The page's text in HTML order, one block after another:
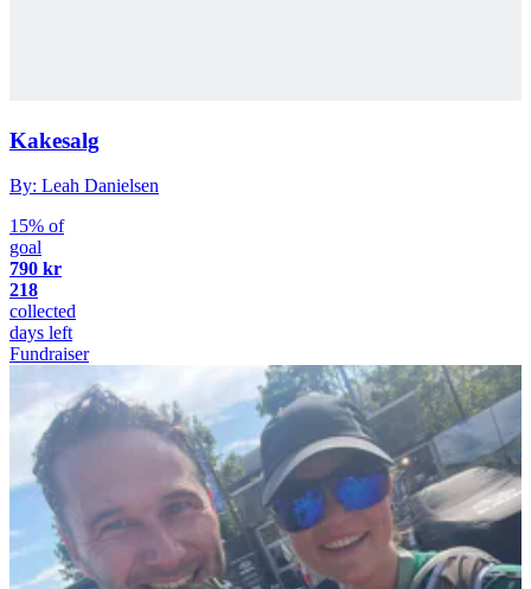
Kakesalg
By: Leah Danielsen
15% of
goal
790 kr
218
collected
days left
Fundraiser